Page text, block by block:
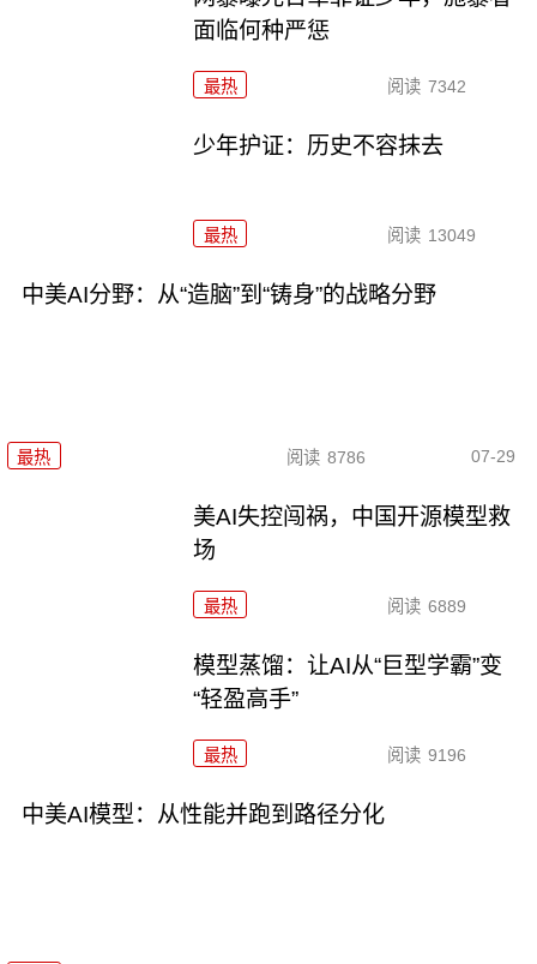
面临何种严惩
最热 阅读 7342
少年护证：历史不容抹去
最热 阅读 13049
中美AI分野：从“造脑”到“铸身”的战略分野
最热 阅读 8786 07-29
美AI失控闯祸，中国开源模型救
场
最热 阅读 6889
模型蒸馏：让AI从“巨型学霸”变
“轻盈高手”
最热 阅读 9196
中美AI模型：从性能并跑到路径分化